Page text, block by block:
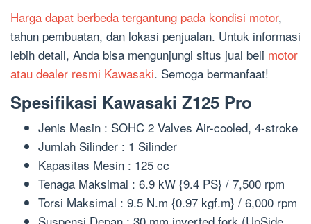
Harga dapat berbeda tergantung pada kondisi motor,
tahun pembuatan, dan lokasi penjualan. Untuk informasi
lebih detail, Anda bisa mengunjungi situs jual beli motor
atau dealer resmi Kawasaki. Semoga bermanfaat!
Spesifikasi Kawasaki Z125 Pro
Jenis Mesin : SOHC 2 Valves Air-cooled, 4-stroke
Jumlah Silinder : 1 Silinder
Kapasitas Mesin : 125 cc
Tenaga Maksimal : 6.9 kW {9.4 PS} / 7,500 rpm
Torsi Maksimal : 9.5 N.m {0.97 kgf.m} / 6,000 rpm